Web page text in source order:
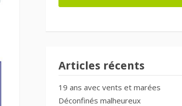
Articles récents
19 ans avec vents et marées
Déconfinés malheureux